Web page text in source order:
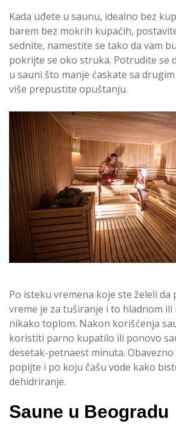
Kada uđete u saunu, idealno bez
barem bez mokrih kupaćih,
sednite, namestite se tako da vam
pokrijte se oko struka. Potrudite se
u sauni što manje ćaskate sa
više prepustite opuštanju.
Po isteku vremena koje ste želeli da
vreme je za tuširanje i to hladnom ili
nikako toplom. Nakon korišćenja
koristiti parno kupatilo ili ponovo
desetak-petnaest minuta.
popijte i po koju čašu vode kako
dehidriranje.
Saune u Beogradu